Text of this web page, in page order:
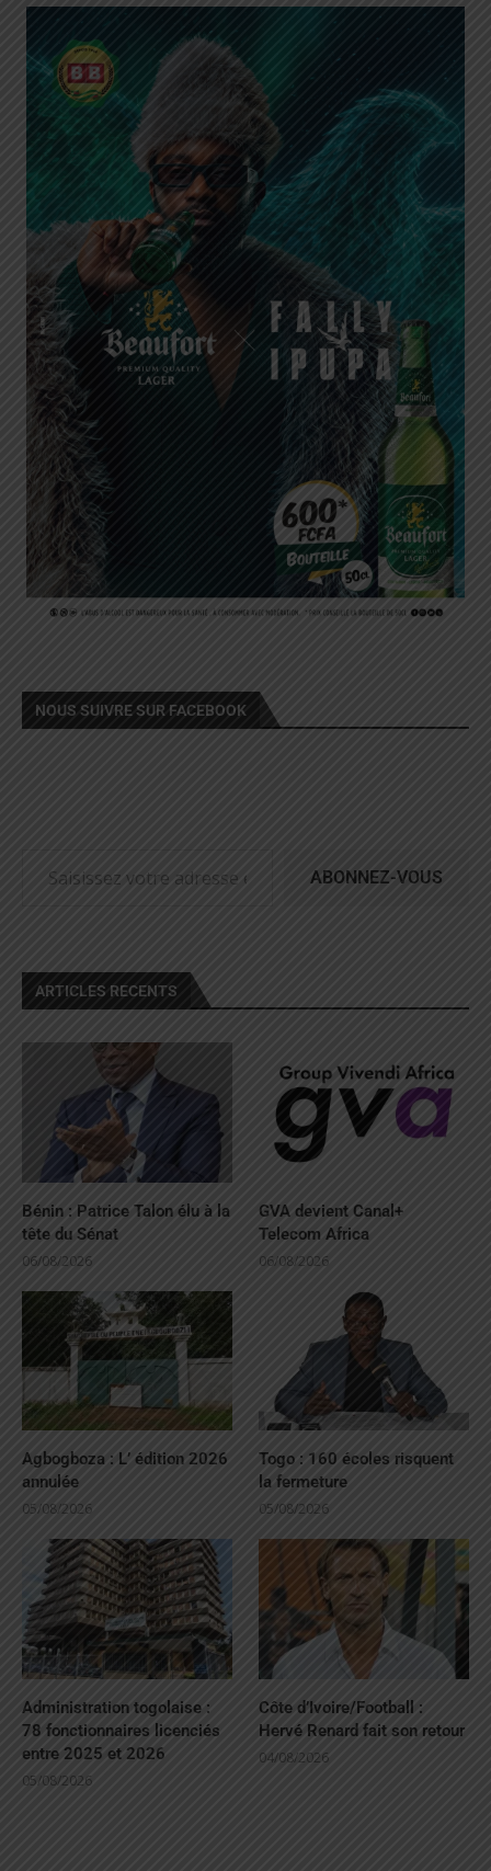
NOUS SUIVRE SUR FACEBOOK
ABONNEZ-VOUS
ARTICLES RECENTS
Bénin : Patrice Talon élu à la
tête du Sénat
06/08/2026
GVA devient Canal+
Telecom Africa
06/08/2026
Agbogboza : L’ édition 2026
annulée
05/08/2026
Togo : 160 écoles risquent
la fermeture
05/08/2026
Administration togolaise :
78 fonctionnaires licenciés
entre 2025 et 2026
05/08/2026
Côte d’Ivoire/Football :
Hervé Renard fait son retour
04/08/2026